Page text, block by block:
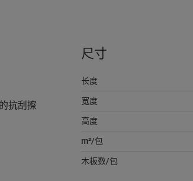
抗刮擦
尺寸
长度
宽度
高度
m²/包
木板数/包